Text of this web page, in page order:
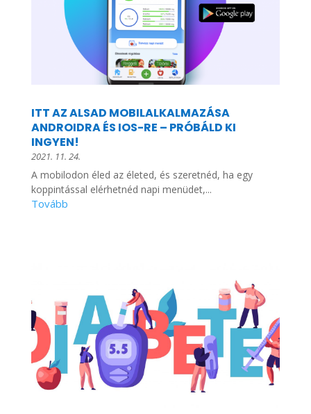
ITT AZ ALSAD MOBILALKALMAZÁSA
ANDROIDRA ÉS IOS-RE – PRÓBÁLD KI
INGYEN!
2021. 11. 24.
A mobilodon éled az életed, és szeretnéd, ha egy
koppintással elérhetnéd napi menüdet,...